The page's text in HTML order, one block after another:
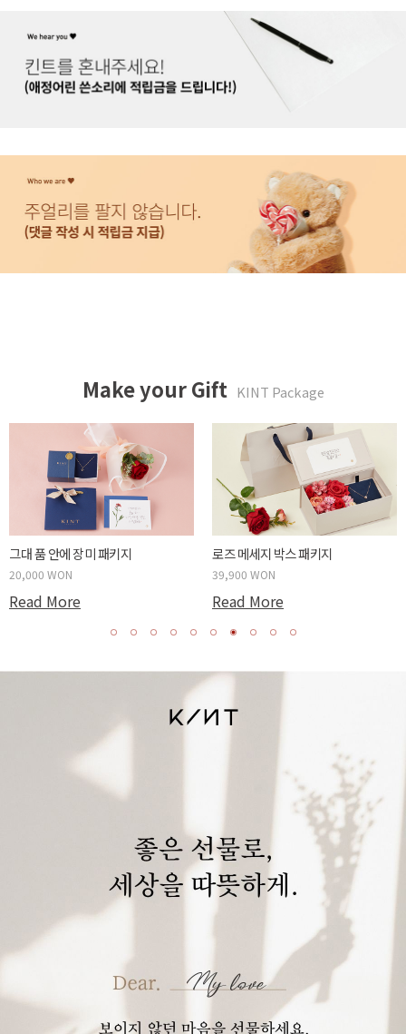
Make your Gift KINT Package
튤립같은 너에게 패키지
20,000 WON
Read More
카네이션 메세지 박스 패키지
39,900 WON
Read More